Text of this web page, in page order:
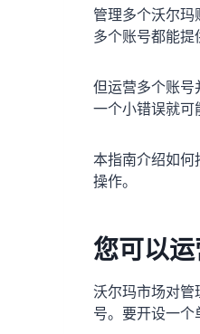
管理多个沃尔
多个账号都能提
但运营多个账号
一个小错误就可
本指南介绍如
操作。
您可以运
沃尔玛市场对
号。要开设一个